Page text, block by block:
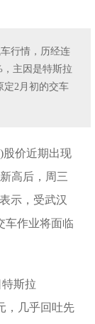
行情，历经连
主因是特斯拉
定2月初的交车
股价近期出现
高后，周三
示，受武汉
车作业将面临
斯拉
，几乎回吐先